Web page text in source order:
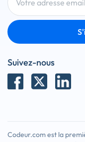
Suivez-nous
Codeur.com est la